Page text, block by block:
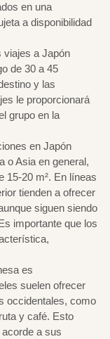
en una
a disponibilidad
viajes a Japón
de 30 a 45
y las
le proporcionará
grupo en la
en Japón
o Asia en general,
15-20 m². En líneas
tienden a ofrecer
siguen siendo
importante que los
es
suelen ofrecer
occidentales, como
y café. Esto
a sus